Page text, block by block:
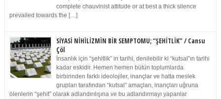
complete chauvinist attitude or at best a thick silence
prevailed towards the […]
SİYASİ NİHİLİZMİN BİR SEMPTOMU; “ŞEHİTLİK” / Cansu
Çöl
İnsanlık için “şehitlik” in tarihi, denilebilir ki “kutsal”ın tarihi
kadar eskidir. Hemen hemen bütün toplumlarda
birbirinden farklı ideolojiler, inançlar ve hatta meslek
grupları tarafından “kutsal” amaçları, inançları uğruna
ölenlerin “şehit” olarak adlandırılışına ve bu adlandırmayı yapanlar